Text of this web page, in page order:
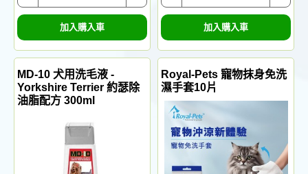
加入購入車 加入購入車
MD-10 犬用洗毛液 -
Yorkshire Terrier 約瑟除
油脂配方 300ml
Royal-Pets 寵物抹身免洗
濕手套10片